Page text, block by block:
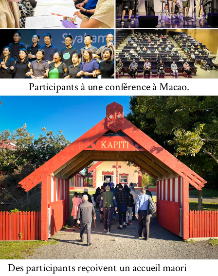
Participants à une conférence à Macao.
Des participants reçoivent un accueil maori